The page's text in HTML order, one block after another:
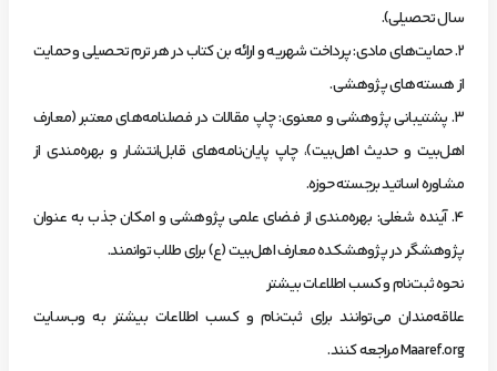
سال تحصیلی).
۲. حمایت‌های مادی: پرداخت شهریه و ارائه بن کتاب در هر ترم تحصیلی و حمایت
از هسته‌های پژوهشی.
۳. پشتیبانی پژوهشی و معنوی: چاپ مقالات در فصلنامه‌های معتبر (معارف
اهل‌بیت و حدیث اهل‌بیت)، چاپ پایان‌نامه‌های قابل‌انتشار و بهره‌مندی از
مشاوره اساتید برجسته حوزه.
۴. آینده شغلی: بهره‌مندی از فضای علمی پژوهشی و امکان جذب به عنوان
پژوهشگر در پژوهشکده معارف اهل‌بیت (ع) برای طلاب توانمند.
نحوه ثبت‌نام و کسب اطلاعات بیشتر
علاقه‌مندان می‌توانند برای ثبت‌نام و کسب اطلاعات بیشتر به وب‌سایت
Maaref.org مراجعه کنند.